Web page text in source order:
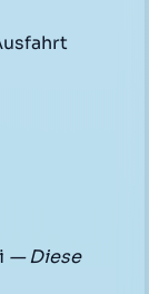
— Diese